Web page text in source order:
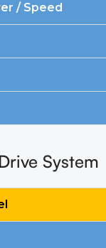
/ Speed
System